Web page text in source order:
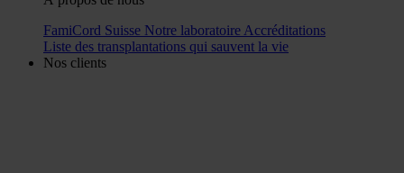
FamiCord Suisse Notre laboratoire Accréditations
Liste des transplantations qui sauvent la vie
Nos clients